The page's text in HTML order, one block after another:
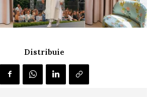
Distribuie